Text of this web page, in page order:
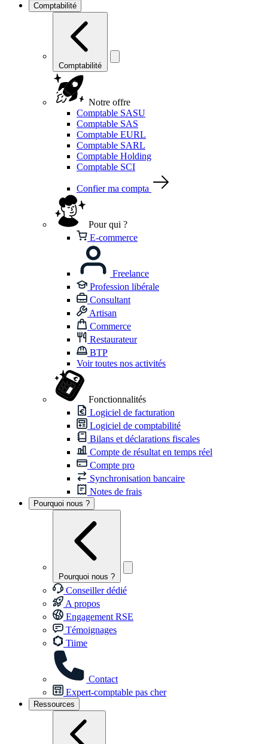
Comptabilité
Comptabilité
Notre offre
Comptable SASU
Comptable SAS
Comptable EURL
Comptable SARL
Comptable Holding
Comptable SCI
Confier ma compta
Pour qui ?
E-commerce
Freelance
Profession libérale
Consultant
Artisan
Commerce
Restaurateur
BTP
Voir toutes nos activités
Fonctionnalités
Logiciel de facturation
Logiciel de comptabilité
Bilans et déclarations fiscales
Compte de résultat en temps réel
Compte pro
Synchronisation bancaire
Notes de frais
Pourquoi nous ?
Pourquoi nous ?
Conseiller dédié
A propos
Engagement RSE
Témoignages
Tiime
Contact
Expert-comptable pas cher
Ressources